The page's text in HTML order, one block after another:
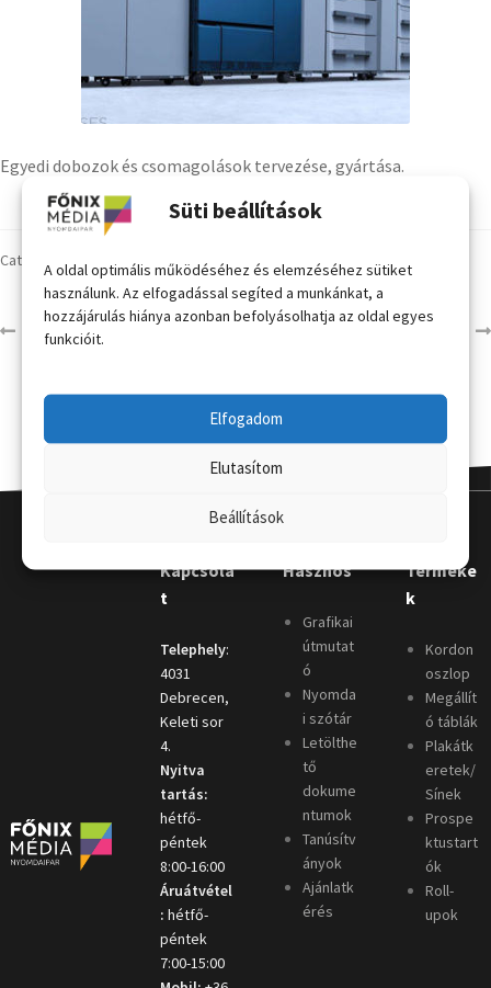
Süti beállítások
A oldal optimális működéséhez és elemzéséhez sütiket
használunk. Az elfogadással segíted a munkánkat, a
hozzájárulás hiánya azonban befolyásolhatja az oldal egyes
funkcióit.
Elfogadom
Elutasítom
Beállítások
Egyedi dobozok és csomagolások tervezése, gyártása.
Category: szolgáltatások
Kötészet
Kapcsola
t
Telephely:
4031
Debrecen,
Keleti sor
4.
Nyitva
tartás:
hétfő-
péntek
8:00-16:00
Áruátvétel
: hétfő-
péntek
7:00-15:00
Hasznos
Grafikai
útmutat
ó
Nyomda
i szótár
Letölthe
tő
dokume
ntumok
Tanúsítv
ányok
Ajánlatk
érés
Terméke
k
Kordon
oszlop
Megállít
ó táblák
Plakátk
eretek/
Sínek
Prospe
ktustart
ók
Roll-
upok